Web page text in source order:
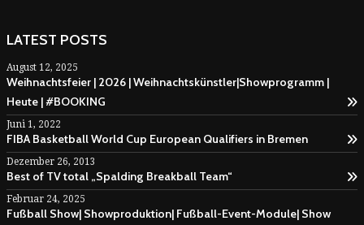
LATEST POSTS
August 12, 2025
Weihnachtsfeier | 2026 | Weihnachtskünstler|Showprogramm |
Heute | #BOOKING
Juni 1, 2022
FIBA Basketball World Cup European Qualifiers in Bremen
Dezember 26, 2013
Best of TV total „Spalding Breakball Team“
Februar 24, 2025
Fußball Show| Showproduktion| Fußball-Event-Module| Show